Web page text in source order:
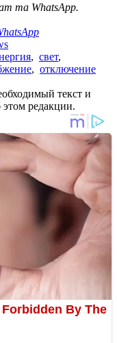
та WhatsApp.
, свет,
, отключение
текст и
редакции.